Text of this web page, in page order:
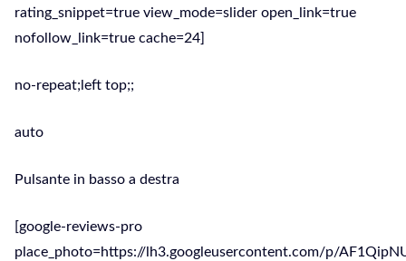
rating_snippet=true view_mode=slider open_link=true
nofollow_link=true cache=24]
no-repeat;left top;;
auto
Pulsante in basso a destra
[google-reviews-pro
place_photo=https://lh3.googleusercontent.com/p/